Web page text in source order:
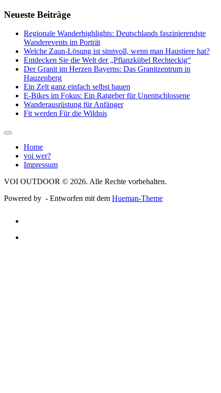
Neueste Beiträge
Regionale Wanderhighlights: Deutschlands faszinierendste
Wanderevents im Porträt
Welche Zaun-Lösung ist sinnvoll, wenn man Haustiere hat?
Entdecken Sie die Welt der „Pflanzkübel Rechteckig“
Der Granit im Herzen Bayerns: Das Granitzentrum in
Hauzenberg
Ein Zelt ganz einfach selbst bauen
E-Bikes im Fokus: Ein Ratgeber für Unentschlossene
Wanderausrüstung für Anfänger
Fit werden Für die Wildnis
Home
voi wer?
Impressum
VOI OUTDOOR © 2026. Alle Rechte vorbehalten.
Powered by - Entworfen mit dem Hueman-Theme